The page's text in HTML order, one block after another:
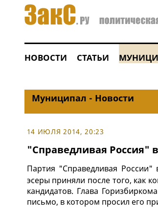
НОВОСТИ СТАТЬИ
Муниципал - Новости
14 ИЮЛЯ 2014, 20:23
"Справедливая
Партия "Справедливая
эсеры приняли после того, как
кандидатов. Глава
письмо, в котором просил его